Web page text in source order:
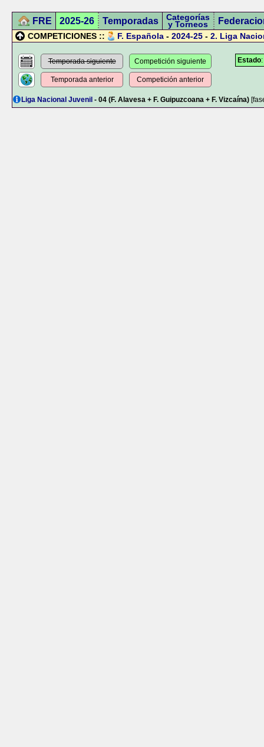
FRE 2025-26 Temporadas Categorías
y Torneos
COMPETICIONES :: F. Española - 2024-25 - 2. Liga
Estado
Temporada siguiente
Temporada anterior
Competición siguiente
Competición anterior
Liga Nacional Juvenil - 04 (F. Alavesa + F. Guipuzcoana + F. Vizcaína)